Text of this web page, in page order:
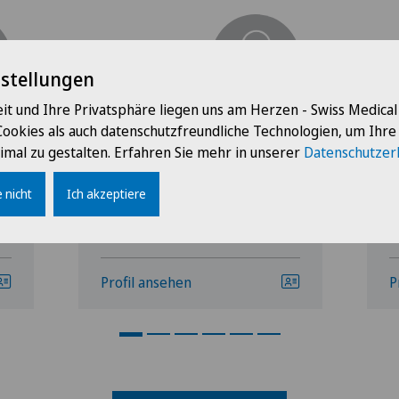
Clinique Générale-Beaulieu
Benoit Jenny
Profil ansehen
und Ihre Privatsphäre liegen uns am Herzen - Swiss
als auch datenschutzfreundliche Technologien, um
zu gestalten. Erfahren Sie mehr in unserer
nicht Ich akzeptiere